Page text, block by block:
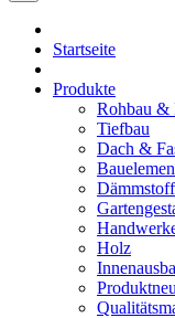
Startseite
Produkte
Rohbau &
Tiefbau
Dach &
Holz